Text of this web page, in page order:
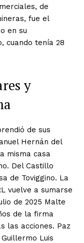
de
fue el
en su
cuando tenía 28
y
de sus
Hernán del
misma casa
Del Castillo
de Toviggino. La
vuelve a sumarse
de 2025 Malte
de la firma
las acciones. Paz
Luis